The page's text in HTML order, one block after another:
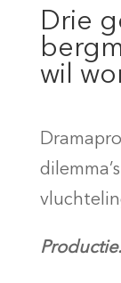
Drie
wil
Productie.